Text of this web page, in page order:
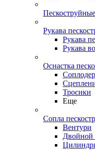
Рукава
Рукава
Рукава
Оснастка
Тросики
Еще
Сопла
Вентури
Двойной